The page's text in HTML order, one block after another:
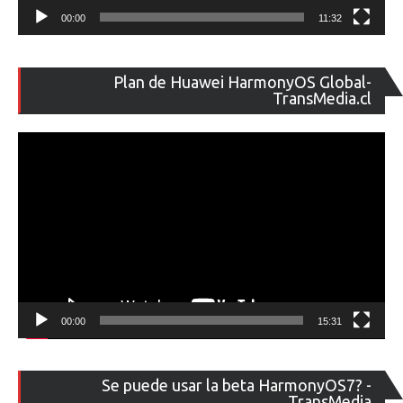
00:00 11:32
Plan de Huawei HarmonyOS Global-
TransMedia.cl
de
00:00 15:31
Se puede usar la beta HarmonyOS7? -
de